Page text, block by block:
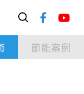
節能案例